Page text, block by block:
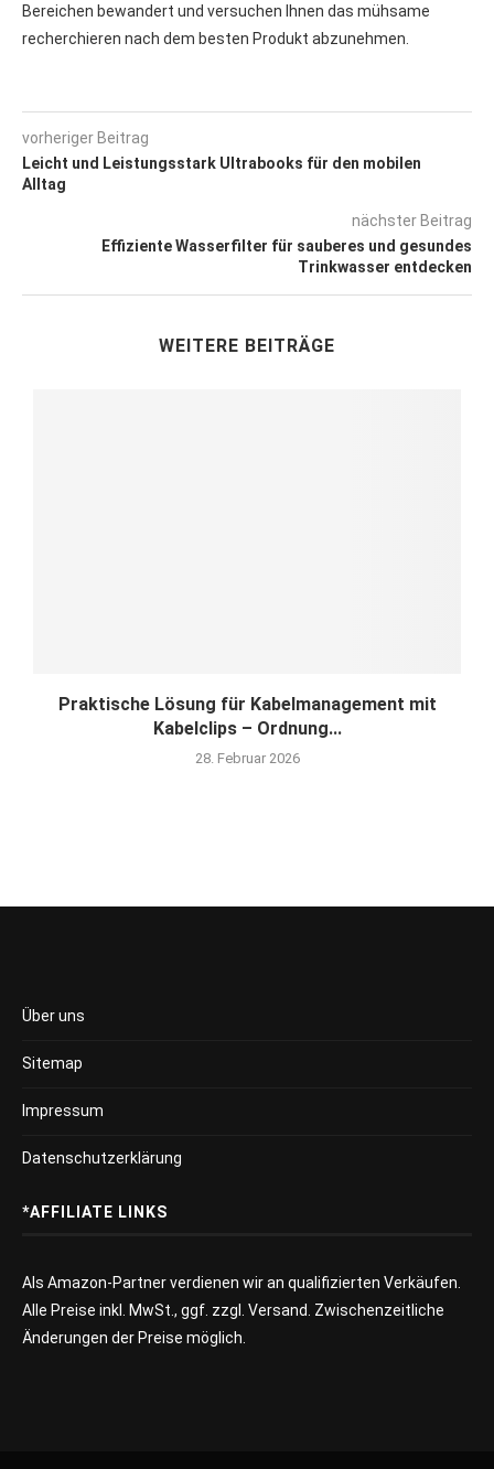
Bereichen bewandert und versuchen Ihnen das mühsame
recherchieren nach dem besten Produkt abzunehmen.
vorheriger Beitrag
Leicht und Leistungsstark Ultrabooks für den mobilen
Alltag
nächster Beitrag
Effiziente Wasserfilter für sauberes und gesundes
Trinkwasser entdecken
WEITERE BEITRÄGE
Praktische Lösung für Kabelmanagement mit
Kabelclips – Ordnung...
28. Februar 2026
Über uns
Sitemap
Impressum
Datenschutzerklärung
*AFFILIATE LINKS
Als Amazon-Partner verdienen wir an qualifizierten Verkäufen.
Alle Preise inkl. MwSt., ggf. zzgl. Versand. Zwischenzeitliche
Änderungen der Preise möglich.